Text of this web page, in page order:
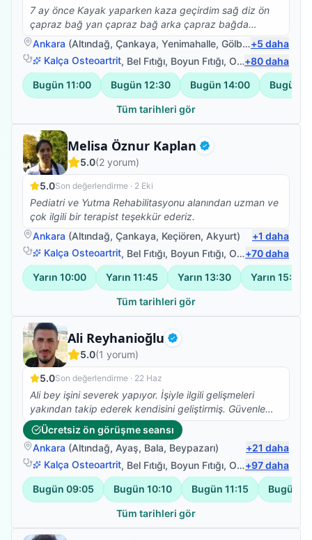
7 ay önce Kayak yaparken kaza geçirdim sağ diz ön
çapraz bağ yan çapraz bağ arka çapraz bağda
kopmalar ve iç dış menisküs kopmaları oldu başarılı bir
amaliyattan sonra yürüme ve denge kaybı sorunlarım
vardı Halil İbrahim hocamla birlikte fizyoterapi
çalışmalarıma başladım bire bir ilgilendi bantlama
sistemleri Manuel terapi birlikte ve nezaketi hoş görüşü
ve babacanlığıyla sabrıyla bilgisiyle tecrübesiyle kısa
üstesinden geldik gece gündüz ne zaman arasam
ilgilendi gerektiği yerde kalkıp evime Bile geldigi oldu
her şey için çok teşekkür ederim HOCAM İYİKİ
VARSINIZ ( fizyoterapi için en güzel şey hastasının
yürümesidir)
Ankara (Altındağ, Çankaya, Yenimahalle, Gölbaşı )
+5 daha
Kalça Osteoartrit, Bel Fıtığı, Boyun Fıtığı, Omuz Bağ Yaralanması +80daha
Bugün 11:00 Bugün 12:30 Bugün 14:00 Bugün
Tüm tarihleri gör
Melisa Öznur Kaplan Doğrulanmış
Fizyoterapist
5.0(2 yorum)
5.0Son değerlendirme · 2 Eki
Pediatri ve Yutma Rehabilitasyonu alanından uzman ve
çok ilgili bir terapist teşekkür ederiz.
Ankara (Altındağ, Çankaya, Keçiören, Akyurt) +1 daha
Kalça Osteoartrit, Bel Fıtığı, Boyun Fıtığı, Omuz Bağ Yaralanması +70daha
Yarın 10:00 Yarın 11:45 Yarın 13:30 Yarın 15:15
Tüm tarihleri gör
Ali Reyhanioğlu Doğrulanmış
Uzman Fizyoterapist
5.0(1 yorum)
5.0Son değerlendirme · 22 Haz
Ali bey işini severek yapıyor. İşiyle ilgili gelişmeleri
yakından takip ederek kendisini geliştirmiş. Güvenle
tedavi olabilirsiniz. Ben memnun kaldım.
Ücretsiz ön görüşme seansı
Ankara (Altındağ, Ayaş, Bala, Beypazarı) +21 daha
Kalça Osteoartrit, Bel Fıtığı, Boyun Fıtığı, Omuz Bağ Yaralanması +97daha
Bugün 09:05 Bugün 10:10 Bugün 11:15 Bugün
Tüm tarihleri gör